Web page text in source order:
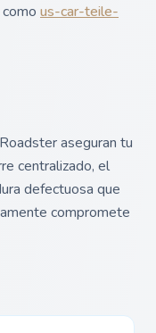
us-car-teile-
aseguran tu
centralizado, el
defectuosa que
compromete